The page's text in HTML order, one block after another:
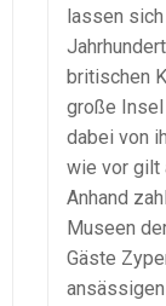
lassen
britischen
große
dabei von
wie vor gilt
Anhand
Museen
Gäste